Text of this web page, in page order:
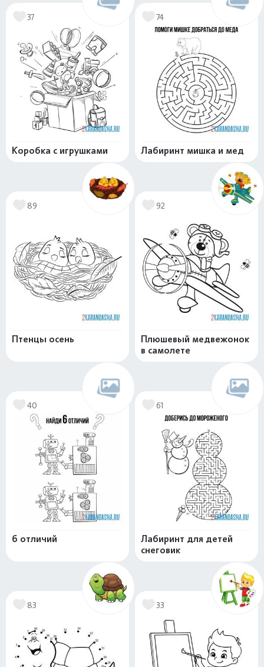
37
Коробка с игрушками
74
Лабиринт мишка и мед
89
Птенцы осень
92
Плюшевый медвежонок
в самолете
40
6 отличий
61
Лабиринт для детей
снеговик
83 33